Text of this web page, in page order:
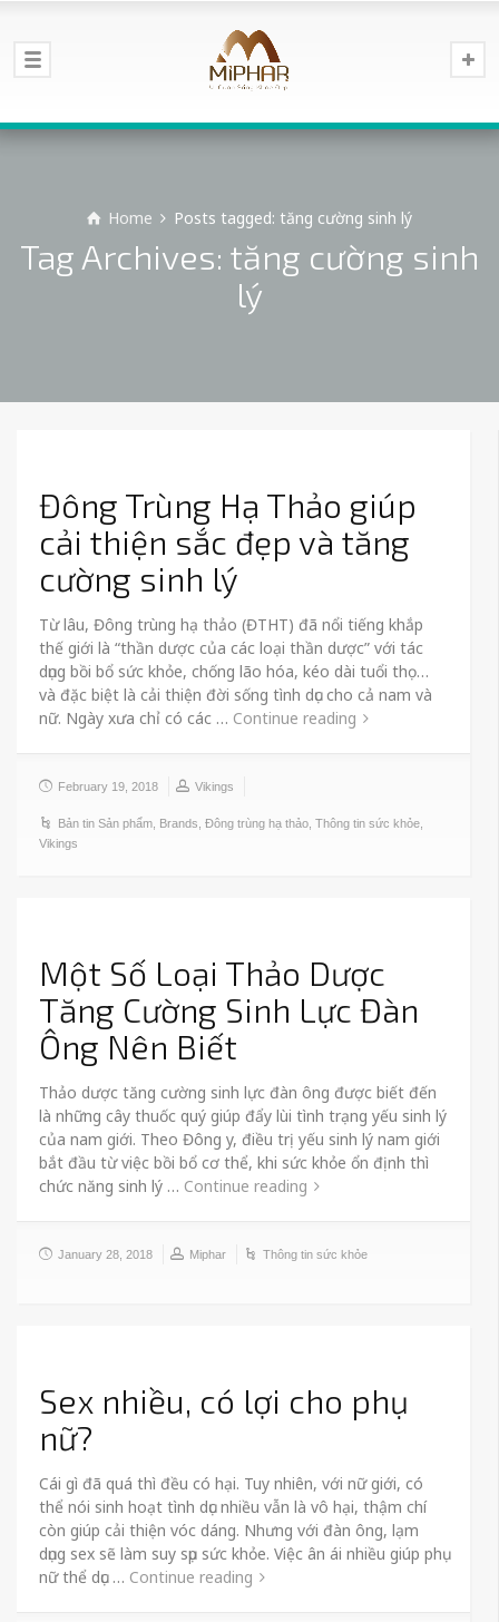
Home Posts tagged: tăng cường sinh lý
Tag Archives: tăng cường sinh
lý
Đông Trùng Hạ Thảo giúp
cải thiện sắc đẹp và tăng
cường sinh lý
Từ lâu, Đông trùng hạ thảo (ĐTHT) đã nổi tiếng khắp
thế giới là “thần dược của các loại thần dược” với tác
dụng bồi bổ sức khỏe, chống lão hóa, kéo dài tuổi thọ…
và đặc biệt là cải thiện đời sống tình dục cho cả nam và
nữ. Ngày xưa chỉ có các … Continue reading
February 19, 2018 Vikings
Bản tin Sản phẩm Brands Đông trùng hạ thảo Thông tin sức khỏe
Vikings
Một Số Loại Thảo Dược
Tăng Cường Sinh Lực Đàn
Ông Nên Biết
Thảo dược tăng cường sinh lực đàn ông được biết đến
là những cây thuốc quý giúp đẩy lùi tình trạng yếu sinh lý
của nam giới. Theo Đông y, điều trị yếu sinh lý nam giới
bắt đầu từ việc bồi bổ cơ thể, khi sức khỏe ổn định thì
chức năng sinh lý … Continue reading
January 28, 2018 Miphar Thông tin sức khỏe
Sex nhiều, có lợi cho phụ
nữ?
Cái gì đã quá thì đều có hại. Tuy nhiên, với nữ giới, có
thể nói sinh hoạt tình dục nhiều vẫn là vô hại, thậm chí
còn giúp cải thiện vóc dáng. Nhưng với đàn ông, lạm
dụng sex sẽ làm suy sụp sức khỏe. Việc ân ái nhiều giúp phụ
nữ thể dục … Continue reading